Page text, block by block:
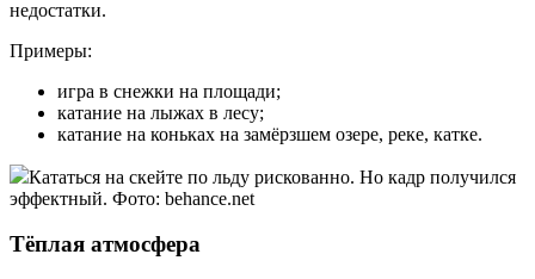
недостатки.
Примеры:
игра в снежки на площади;
катание на лыжах в лесу;
катание на коньках на замёрзшем озере, реке, катке.
Кататься на скейте по льду рискованно. Но кадр получился
эффектный. Фото: behance.net
Тёплая атмосфера